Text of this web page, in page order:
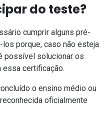
do teste?
cumprir alguns pré-
porque, caso não esteja
possível solucionar os
essa certificação.
o ensino médio ou
oficialmente